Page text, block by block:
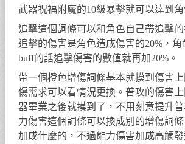
武器祝福附魔的10級暴擊就可以達到
追擊這個詞條可以和角色自己帶追擊
追擊的傷害是角色造成傷害的20%，
buff的話追擊傷害的數值就再加20%。
帶一個橙色增傷詞條基本就摸到傷害
傷需求可以看情況更換。普攻的傷害
器畢業之後就摸到了，不用刻意提升
力傷害這個詞條可以換成別的增傷詞
加成什麼的，不過能力傷害加成高觸